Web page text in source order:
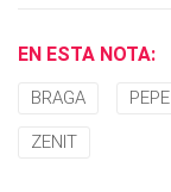
EN ESTA NOTA:
BRAGA PEPE
ZENIT